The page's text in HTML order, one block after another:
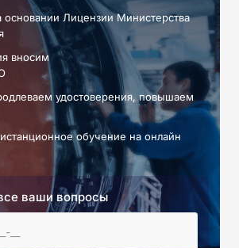
основании Лицензии Министерства
вносим
удостоверения, повышаем
обучение на онлайн
ваши вопросы